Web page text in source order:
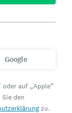
Google
auf „Apple“
den
zu.